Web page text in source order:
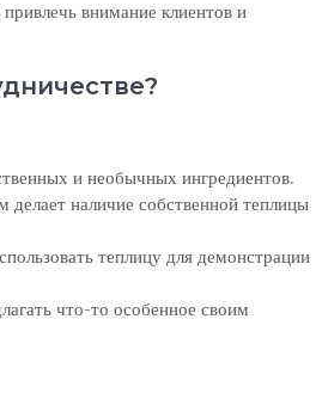
внимание клиентов и
и необычных ингредиентов.
наличие собственной теплицы
теплицу для демонстрации
что-то особенное своим